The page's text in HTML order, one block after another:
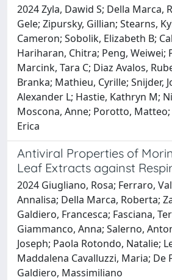
2024 Zyla, Dawid S; Della Marca,
Gele; Zipursky, Gillian; Stearns,
Cameron; Sobolik, Elizabeth B;
Hariharan, Chitra; Peng, Weiwei;
Marcink, Tara C; Diaz Avalos,
Branka; Mathieu, Cyrille; Snijder,
Alexander L; Hastie, Kathryn M;
Moscona, Anne; Porotto,
Erica
Antiviral Properties of
Leaf Extracts against
2024 Giugliano, Rosa; Ferraro,
Annalisa; Della Marca, Roberta;
Galdiero, Francesca; Fasciana,
Giammanco, Anna; Salerno,
Joseph; Paola Rotondo, Natalie;
Maddalena Cavalluzzi, Maria; De
Galdiero, Massimiliano